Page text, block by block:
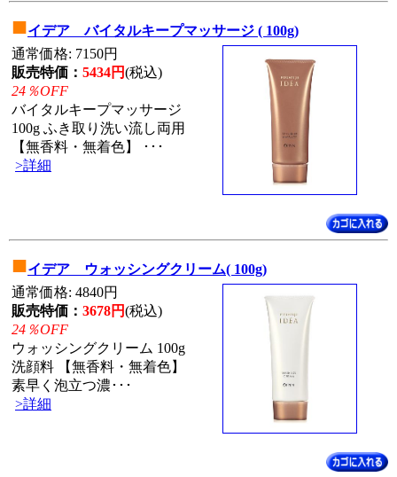
■イデア バイタルキープマッサージ ( 100g)
通常価格: 7150円
販売特価： 5434円(税込)
24％OFF
バイタルキープマッサージ
100g ふき取り洗い流し両用
【無香料・無着色】 ･･･
>詳細
■イデア ウォッシングクリーム( 100g)
通常価格: 4840円
販売特価： 3678円(税込)
24％OFF
ウォッシングクリーム 100g
洗顔料 【無香料・無着色】
素早く泡立つ濃･･･
>詳細